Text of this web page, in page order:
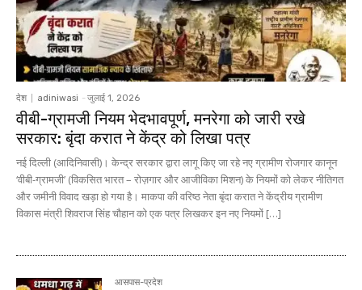
देश adiniwasi - जुलाई 1, 2026
वीबी-ग्रामजी नियम भेदभावपूर्ण, मनरेगा को जारी रखे
सरकार: बृंदा करात ने केंद्र को लिखा पत्र
नई दिल्ली (आदिनिवासी)। केन्द्र सरकार द्वारा लागू किए जा रहे नए ग्रामीण रोजगार कानून
‘वीबी-ग्रामजी’ (विकसित भारत – रोज़गार और आजीविका मिशन) के नियमों को लेकर नीतिगत
और जमीनी विवाद खड़ा हो गया है। माकपा की वरिष्ठ नेता बृंदा करात ने केंद्रीय ग्रामीण
विकास मंत्री शिवराज सिंह चौहान को एक पत्र लिखकर इन नए नियमों […]
आसपास-प्रदेश